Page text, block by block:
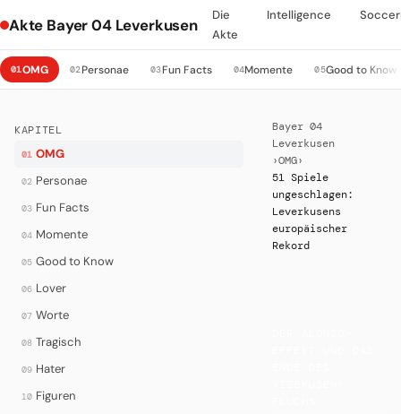
Akte Bayer 04 Leverkusen
Die
Akte
Intelligence
01OMG 02Personae 03Fun Facts 04Momente 05Good to Know
KAPITEL
01 OMG
02 Personae
03 Fun Facts
04 Momente
05 Good to Know
06 Lover
07 Worte
08 Tragisch
09 Hater
10 Figuren
Bayer 04
Leverkusen
›OMG›
51 Spiele
ungeschlagen:
Leverkusens
europäischer
Rekord